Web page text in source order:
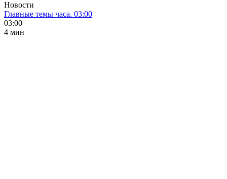
Новости
Главные темы часа. 03:00
03:00
4 мин